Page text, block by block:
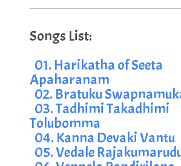
01. Harikatha of Seeta
Apaharanam
02. Bratuku
03. Tadhimi Takadhimi
Tolubomma
04. Kanna Devaki Vantu
05. Vedale